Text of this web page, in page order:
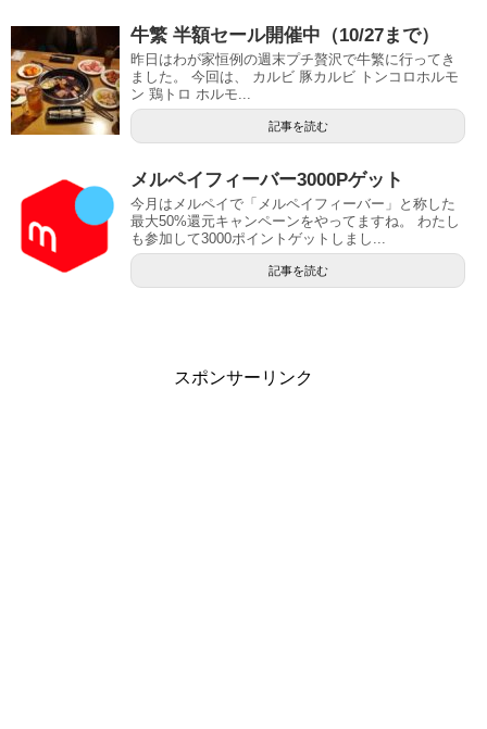
牛繁 半額セール開催中（10/27まで）
昨日はわが家恒例の週末プチ贅沢で牛繁に行ってき
ました。 今回は、 カルビ 豚カルビ トンコロホルモ
ン 鶏トロ ホルモ...
記事を読む
メルペイフィーバー3000Pゲット
今月はメルペイで「メルペイフィーバー」と称した
最大50%還元キャンペーンをやってますね。 わたし
も参加して3000ポイントゲットしまし...
記事を読む
スポンサーリンク